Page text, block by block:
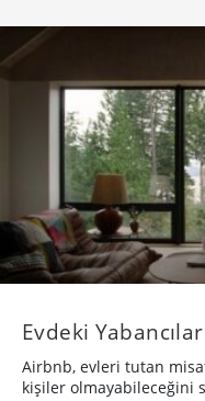
Evdeki Yabancılar
Airbnb, evleri tutan
kişiler olmayabileceğini